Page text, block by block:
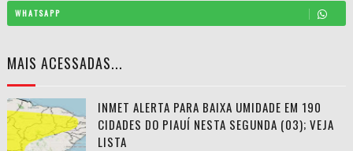
WHATSAPP
MAIS ACESSADAS...
INMET ALERTA PARA BAIXA UMIDADE EM 190
CIDADES DO PIAUÍ NESTA SEGUNDA (03); VEJA
LISTA